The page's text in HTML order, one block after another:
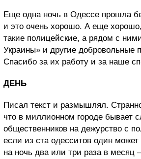
Еще одна ночь в Одессе прошла
и это очень хорошо. А еще
такие полицейские, а рядом с
Украины» и другие добровольные
Спасибо за их работу и за наше
ДЕНЬ
Писал текст и размышлял.
что в миллионном городе бывает
общественников на дежурство с
если из ста одесситов один
на ночь два или три раза в месяц